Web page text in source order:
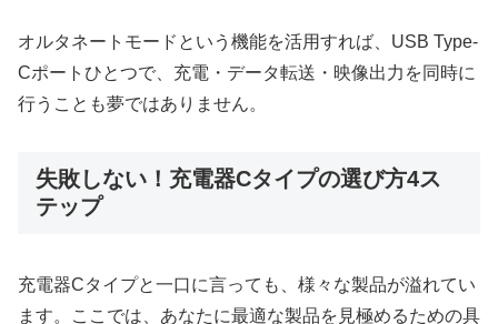
オルタネートモードという機能を活用すれば、USB Type-
Cポートひとつで、充電・データ転送・映像出力を同時に
行うことも夢ではありません。
失敗しない！充電器Cタイプの選び方4ス
テップ
充電器Cタイプと一口に言っても、様々な製品が溢れてい
ます。ここでは、あなたに最適な製品を見極めるための具